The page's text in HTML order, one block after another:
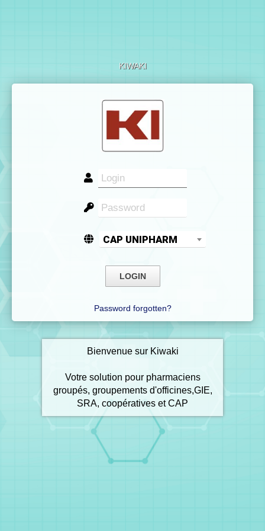
KIWAKI
CAP UNIPHARM
Password forgotten?
Bienvenue sur Kiwaki
Votre solution pour pharmaciens
groupés, groupements d'officines,GIE,
SRA, coopératives et CAP